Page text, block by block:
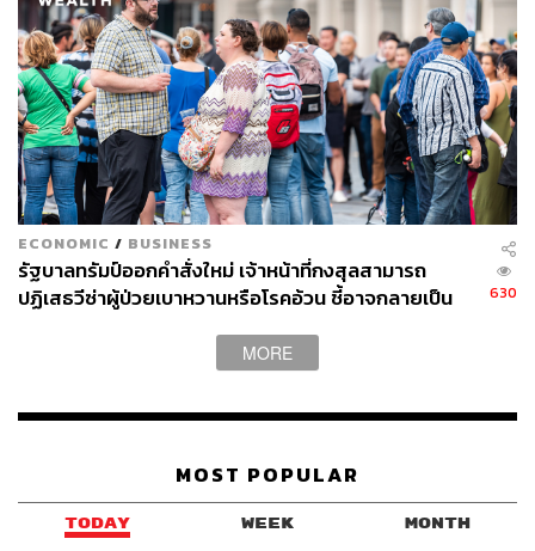
ECONOMIC / BUSINESS
รัฐบาลทรัมป์ออกคำสั่งใหม่ เจ้าหน้าที่กงสุลสามารถ
ปฏิเสธวีซ่าผู้ป่วยเบาหวานหรือโรคอ้วน ชี้อาจกลายเป็น
630
MORE
MOST POPULAR
TODAY WEEK MONTH